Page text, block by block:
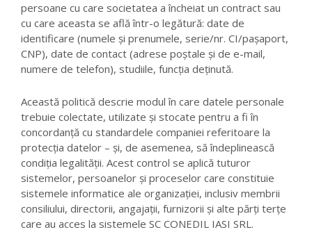
persoane cu care societatea a încheiat un contract sau
cu care aceasta se află într-o legătură: date de
identificare (numele și prenumele, serie/nr. CI/pașaport,
CNP), date de contact (adrese poștale și de e-mail,
numere de telefon), studiile, funcția deținută.
Această politică descrie modul în care datele personale
trebuie colectate, utilizate și stocate pentru a fi în
concordanță cu standardele companiei referitoare la
protecția datelor – și, de asemenea, să îndeplinească
condiția legalității. Acest control se aplică tuturor
sistemelor, persoanelor și proceselor care constituie
sistemele informatice ale organizației, inclusiv membrii
consiliului, directorii, angajații, furnizorii și alte părți terțe
care au acces la sistemele SC CONEDIL IASI SRL.